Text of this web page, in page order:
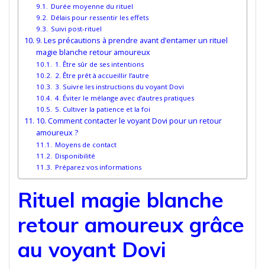
Durée moyenne du rituel
Délais pour ressentir les effets
Suivi post-rituel
9. Les précautions à prendre avant d’entamer un rituel
magie blanche retour amoureux
1. Être sûr de ses intentions
2. Être prêt à accueillir l’autre
3. Suivre les instructions du voyant Dovi
4. Éviter le mélange avec d’autres pratiques
5. Cultiver la patience et la foi
10. Comment contacter le voyant Dovi pour un retour
amoureux ?
Moyens de contact
Disponibilité
Préparez vos informations
Rituel magie blanche
retour amoureux grâce
au voyant Dovi